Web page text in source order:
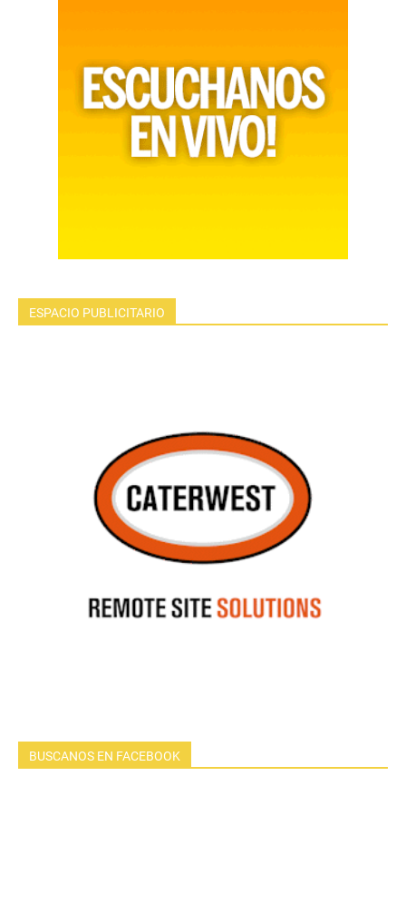
ESPACIO PUBLICITARIO
BUSCANOS EN FACEBOOK